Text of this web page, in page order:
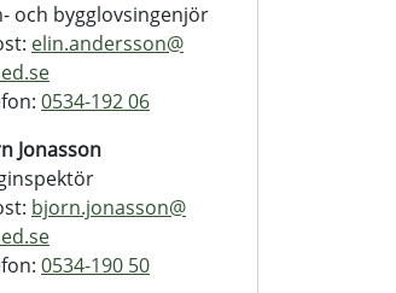
och bygglovsingenjör
elin.andersson@
0534-192 06
Jonasson
bjorn.jonasson@
0534-190 50